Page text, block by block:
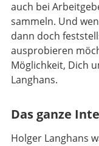
auch bei
sammeln. Und
dann doch
ausprobieren
Möglichkeit, Dich
Langhans.
Das ganze
Holger Langhans